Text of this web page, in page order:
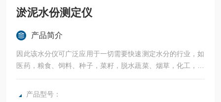
淤泥水份测定仪
产品简介
因此该水分仪可广泛应用于一切需要快速测定水分的行业，如
医药，粮食、饲料、种子，菜籽，脱水蔬菜、烟草，化工，茶
叶，食品、肉类以及纺织，农林、造纸、橡胶、塑胶、纺织等
行业中的实验室与生产过程中。同时满足固体、颗粒、粉末、
产品型号：